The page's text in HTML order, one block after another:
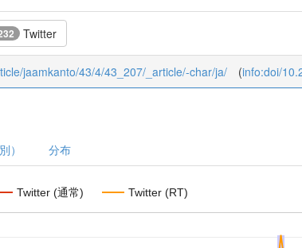
Twitter
jaamkanto/43/4/43_207/_article/-char/ja/ (info:doi/
） 分布
Twitter (通常) Twitter (RT)